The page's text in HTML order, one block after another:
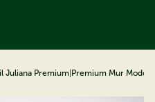
Juliana Premium Premium Mur Model